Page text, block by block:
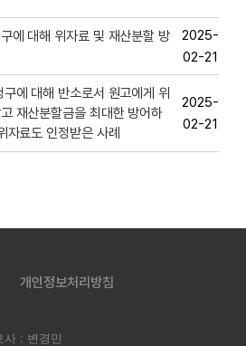
에 대해 위자료 및 재산분할 방
2025-
02-21
구에 대해 반소로서 원고에게 위
재산분할금을 최대한 방어하
자료도 인정받은 사례
2025-
02-21
개인정보처리방침
: 변경민